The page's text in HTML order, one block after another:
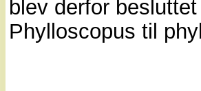
blev derfor
Phylloscopus til